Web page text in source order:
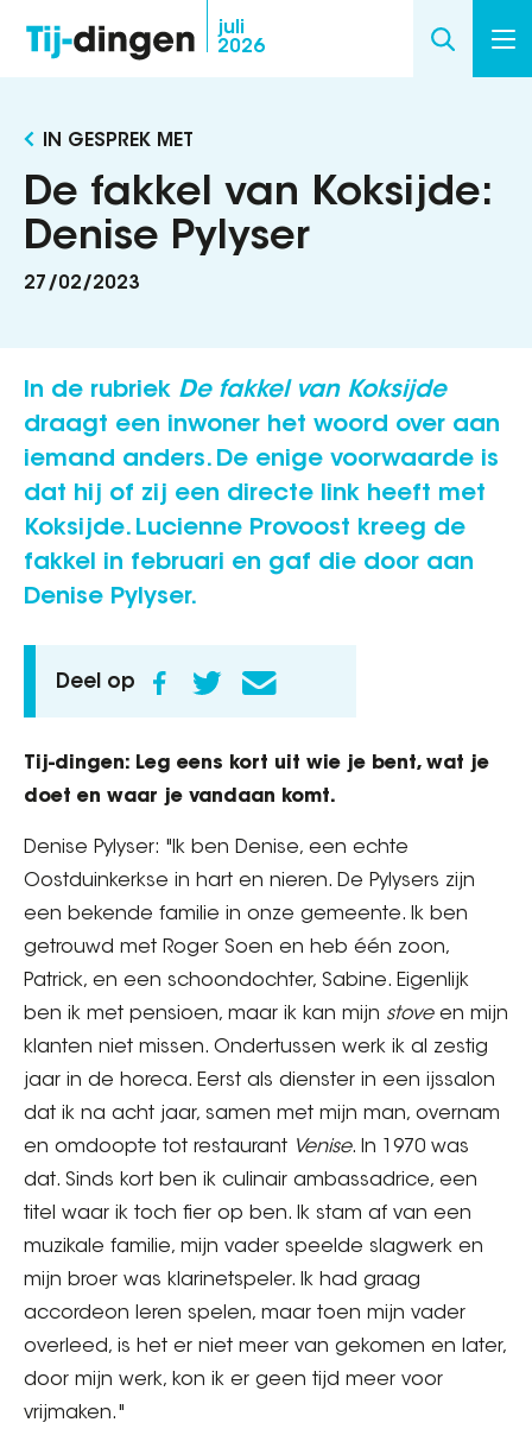
inhoud
gaan
juli
2026
IN GESPREK MET
De fakkel van Koksijde:
Denise Pylyser
27/02/2023
In de rubriek De fakkel van Koksijde
draagt een inwoner het woord over aan
iemand anders. De enige voorwaarde is
dat hij of zij een directe link heeft met
Koksijde. Lucienne Provoost kreeg de
fakkel in februari en gaf die door aan
Denise Pylyser.
Deel op
Tij-dingen: Leg eens kort uit wie je bent, wat je
doet en waar je vandaan komt.
Denise Pylyser: "Ik ben Denise, een echte
Oostduinkerkse in hart en nieren. De Pylysers zijn
een bekende familie in onze gemeente. Ik ben
getrouwd met Roger Soen en heb één zoon,
Patrick, en een schoondochter, Sabine. Eigenlijk
ben ik met pensioen, maar ik kan mijn stoveen mijn
klanten niet missen. Ondertussen werk ik al zestig
jaar in de horeca. Eerst als dienster in een ijssalon
dat ik na acht jaar, samen met mijn man, overnam
en omdoopte tot restaurant Venise. In 1970 was
dat. Sinds kort ben ik culinair ambassadrice, een
titel waar ik toch fier op ben. Ik stam af van een
muzikale familie, mijn vader speelde slagwerk en
mijn broer was klarinetspeler. Ik had graag
accordeon leren spelen, maar toen mijn vader
overleed, is het er niet meer van gekomen en later,
door mijn werk, kon ik er geen tijd meer voor
vrijmaken."